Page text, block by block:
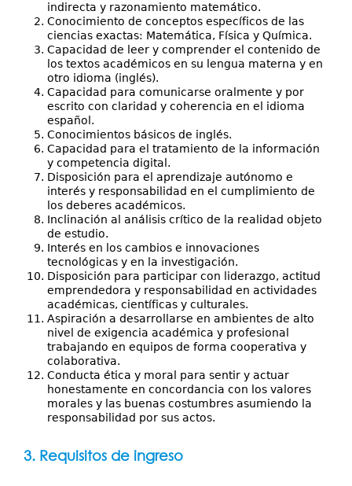
indirecta y razonamiento matemático.
Conocimiento de conceptos específicos de las
ciencias exactas: Matemática, Física y Química.
Capacidad de leer y comprender el contenido de
los textos académicos en su lengua materna y en
otro idioma (inglés).
Capacidad para comunicarse oralmente y por
escrito con claridad y coherencia en el idioma
español.
Conocimientos básicos de inglés.
Capacidad para el tratamiento de la información
y competencia digital.
Disposición para el aprendizaje autónomo e
interés y responsabilidad en el cumplimiento de
los deberes académicos.
Inclinación al análisis crítico de la realidad objeto
de estudio.
Interés en los cambios e innovaciones
tecnológicas y en la investigación.
Disposición para participar con liderazgo, actitud
emprendedora y responsabilidad en actividades
académicas, científicas y culturales.
Aspiración a desarrollarse en ambientes de alto
nivel de exigencia académica y profesional
trabajando en equipos de forma cooperativa y
colaborativa.
Conducta ética y moral para sentir y actuar
honestamente en concordancia con los valores
morales y las buenas costumbres asumiendo la
responsabilidad por sus actos.
3. Requisitos de ingreso